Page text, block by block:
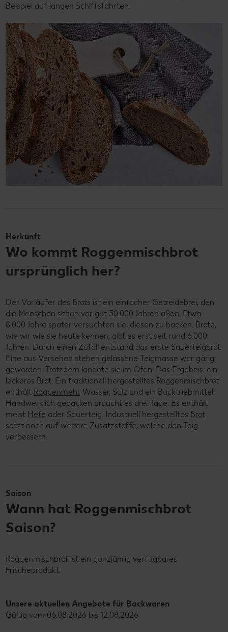
Beispiel auf langen Schiffsfahrten.
Herkunft
Wo kommt Roggenmischbrot
ursprünglich her?
Der Vorläufer des Brots ist ein einfacher Getreidebrei, den
die Menschen schon vor gut 30.000 Jahren aßen. Etwa
8.000 Jahre später versuchten sie, diesen zu backen. Brote,
wie wir wie sie heute kennen, gibt es erst seit rund 6.000
Jahren. Durch einen Zufall entstand das erste Sauerteigbrot.
Eine aus Versehen stehen gelassene Teigmasse war gärig
geworden. Trotzdem landete sie im Ofen. Das Ergebnis: ein
leckeres Brot. Ein traditionell hergestelltes Roggenmischbrot
enthält Roggenmehl, Wasser, Salz und ein Backtriebmittel.
Handwerklich gebacken braucht es drei Tage. Es enthält
meist Hefe oder Sauerteig. Industriell hergestelltes Brot
setzt noch auf weitere Zusatzstoffe, welche den Teig
verbessern.
Saison
Wann hat Roggenmischbrot
Saison?
Roggenmischbrot ist ein ganzjährig verfügbares
Frischeprodukt.
Unsere aktuellen Angebote für Backwaren
Gültig vom 06.08.2026 bis 12.08.2026